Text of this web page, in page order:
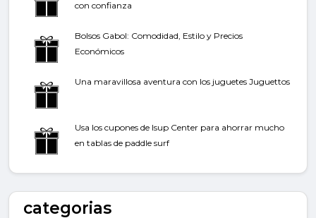
con confianza
Bolsos Gabol: Comodidad, Estilo y Precios
Económicos
Una maravillosa aventura con los juguetes Juguettos
Usa los cupones de Isup Center para ahorrar mucho
en tablas de paddle surf
categorias